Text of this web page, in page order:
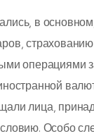
в
операциями
лица,
Особо